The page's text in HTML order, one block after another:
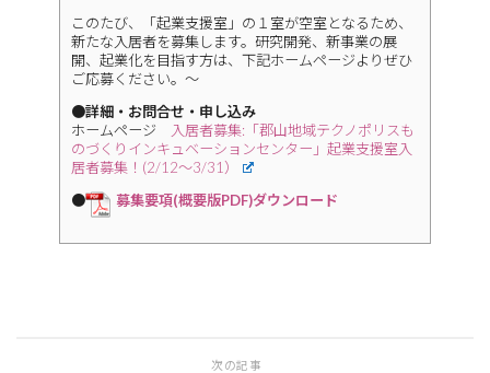
このたび、「起業支援室」の１室が空室となるため、
新たな入居者を募集します。研究開発、新事業の展
開、起業化を目指す方は、下記ホームページよりぜひ
ご応募ください。～
●詳細・お問合せ・申し込み
ホームページ
入居者募集:「郡山地域テクノポリスも
のづくりインキュベーションセンター」起業支援室入
居者募集！(2/12～3/31）
●
募集要項(概要版PDF)ダウンロード
次の記事